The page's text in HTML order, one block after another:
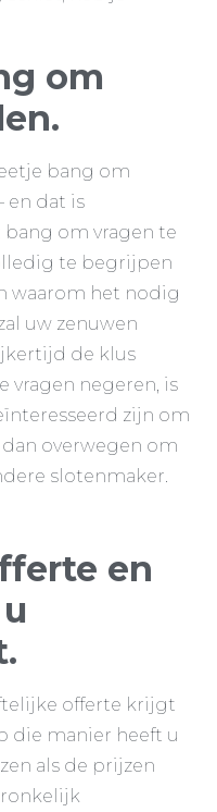
om
bang om
en dat is
om vragen te
te begrijpen
waarom het nodig
uw zenuwen
de klus
vragen negeren, is
zijn om
overwegen om
slotenmaker.
en
offerte krijgt
die manier heeft u
als de prijzen